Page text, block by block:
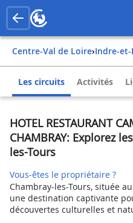
Centre-Val de Loire› Indre-
Les circuits Activités
HOTEL RESTAURANT
CHAMBRAY: Explorez
les-Tours
Vous-êtes le propriétaire ?
Chambray-les-Tours, située
une destination captivante
découvertes culturelles et